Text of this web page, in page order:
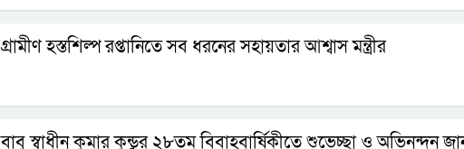
গ্রামীণ হস্তশিল্প রপ্তানিতে সব ধরনের সহায়তার আশ্বাস মন্ত্রীর
বাবু স্বাধীন কুমার কুন্ডুর ২৮তম বিবাহবার্ষিকীতে শুভেচ্ছা ও অভিনন্দন